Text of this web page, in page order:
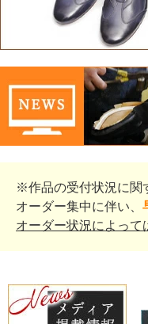
※作品の受付状況に関
オーダー集中に伴い、
オーダー状況によっ